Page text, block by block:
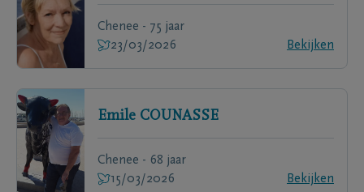
Chenee - 75 jaar
23/03/2026
Bekijken
Emile COUNASSE
Chenee - 68 jaar
15/03/2026
Bekijken